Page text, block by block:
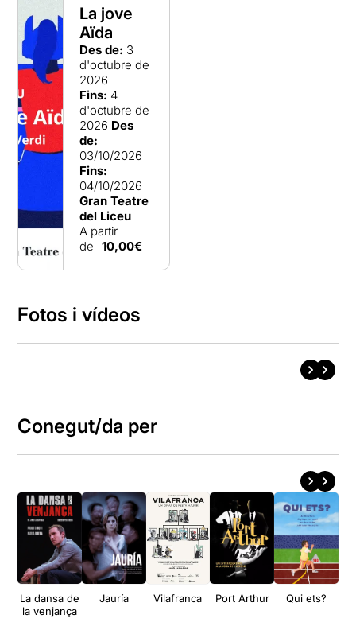
La jove
Aïda
Des de: 3
d'octubre de
2026
Fins: 4
d'octubre de
2026 Des
de:
03/10/2026
Fins:
04/10/2026
Gran Teatre
del Liceu
A partir
de 10,00€
Fotos i vídeos
Conegut/da per
La dansa de
la venjança
Jauría Vilafranca Port Arthur Qui ets?